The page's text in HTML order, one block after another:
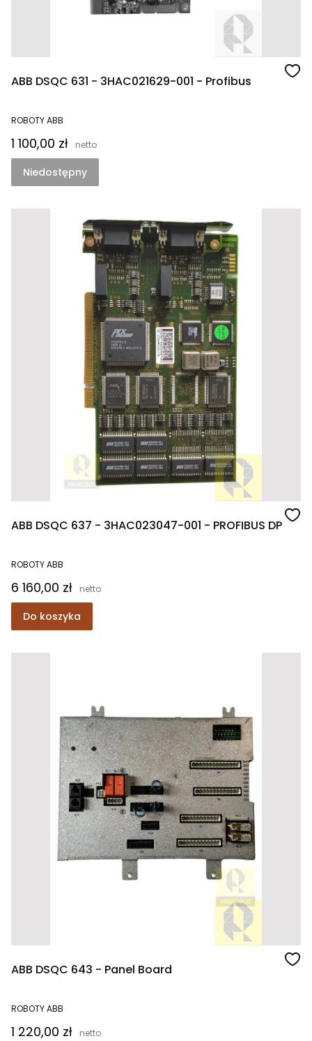
ABB DSQC 631 - 3HAC021629-001 - Profibus
ROBOTY ABB
Cena
1 100,00 zł
Niedostępny
ABB DSQC 637 - 3HAC023047-001 - PROFIBUS DP
ROBOTY ABB
Cena
6 160,00 zł
Do koszyka
ABB DSQC 643 - Panel Board
ROBOTY ABB
Cena
1 220,00 zł